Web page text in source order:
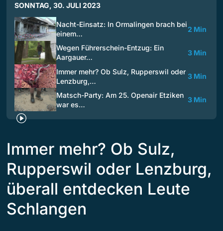
SONNTAG, 30. JULI 2023
Nacht-Einsatz: In Ormalingen brach bei
einem…
2 Min
Wegen Führerschein-Entzug: Ein
Aargauer…
3 Min
Immer mehr? Ob Sulz, Rupperswil oder
Lenzburg,…
3 Min
Matsch-Party: Am 25. Openair Etziken
war es…
3 Min
Immer mehr? Ob Sulz,
Rupperswil oder Lenzburg,
überall entdecken Leute
Schlangen